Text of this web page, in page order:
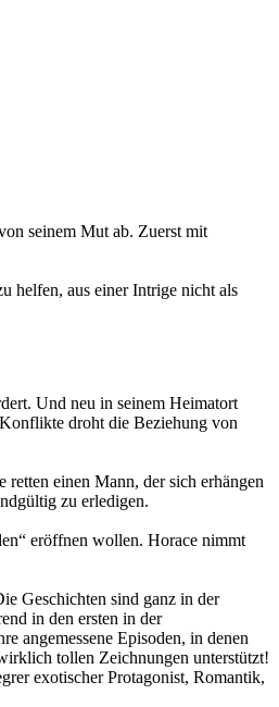
seinem Mut ab. Zuerst mit
helfen, aus einer Intrige nicht als
Und neu in seinem Heimatort
droht die Beziehung von
einen Mann, der sich erhängen
zu erledigen.
eröffnen wollen. Horace nimmt
Geschichten sind ganz in der
in den ersten in der
angemessene Episoden, in denen
tollen Zeichnungen unterstützt!
exotischer Protagonist, Romantik,